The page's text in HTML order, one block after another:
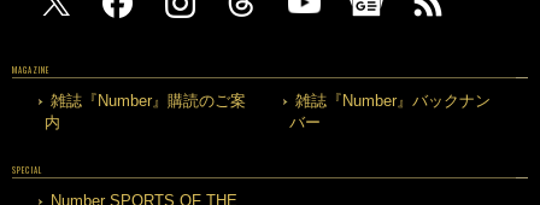
MAGAZINE
雑誌『Number』購読のご案
内
雑誌『Number』バックナン
バー
SPECIAL
Number SPORTS OF THE